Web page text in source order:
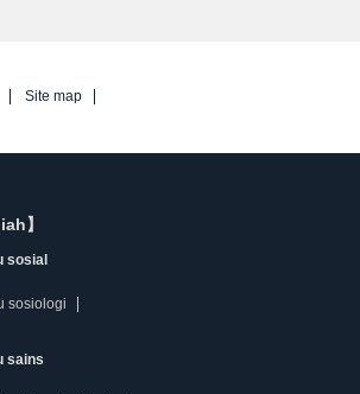
Site map
】
sosial
sosiologi
sains